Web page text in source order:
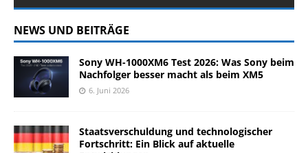
NEWS UND BEITRÄGE
Sony WH-1000XM6 Test 2026: Was Sony beim
Nachfolger besser macht als beim XM5
6. Juni 2026
Staatsverschuldung und technologischer
Fortschritt: Ein Blick auf aktuelle